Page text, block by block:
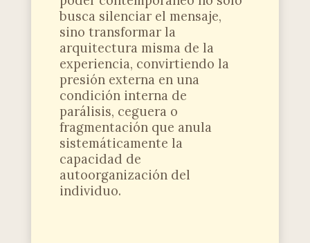
busca silenciar el mensaje,
sino transformar la
arquitectura misma de la
experiencia, convirtiendo la
presión externa en una
condición interna de
parálisis, ceguera o
fragmentación que anula
sistemáticamente la
capacidad de
autoorganización del
individuo.